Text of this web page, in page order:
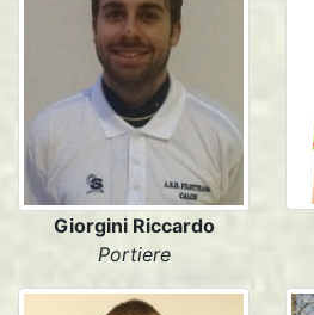
Giorgini Riccardo
Portiere